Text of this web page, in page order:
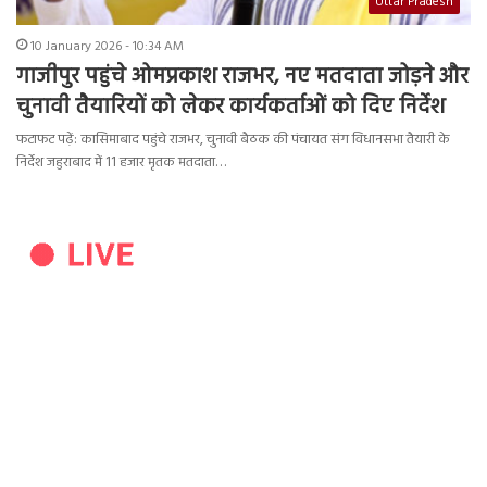
10 January 2026 - 10:34 AM
गाजीपुर पहुंचे ओमप्रकाश राजभर, नए मतदाता जोड़ने और
चुनावी तैयारियों को लेकर कार्यकर्ताओं को दिए निर्देश
फटाफट पढ़ें: कासिमाबाद पहुंचे राजभर, चुनावी बैठक की पंचायत संग विधानसभा तैयारी के
निर्देश जहुराबाद में 11 हजार मृतक मतदाता…